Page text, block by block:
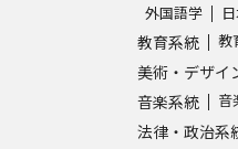
外国語学
教育系統 教
美術・デザイ
音楽系統 音
法律・政治系